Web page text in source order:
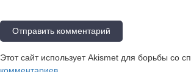
Этот сайт использует Akismet для борьбы со